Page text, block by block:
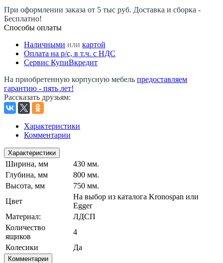
При оформлении заказа от 5 тыс руб. Доставка и сборка -
Бесплатно!
Способы оплаты
Наличными или картой
Оплата на р/c, в т.ч. с НДС
Сервис КупиВкредит
На приобретенную корпусную мебель предоставляем
гарантию - пять лет!
Рассказать друзьям:
Характеристики
Комментарии
Характеристики
Ширина, мм
430 мм.
Глубина, мм
800 мм.
Высота, мм
750 мм.
Цвет
На выбор из каталога Kronospan или
Egger
Материал:
ЛДСП
Количество
ящиков
4
Колесики
Да
Комментарии